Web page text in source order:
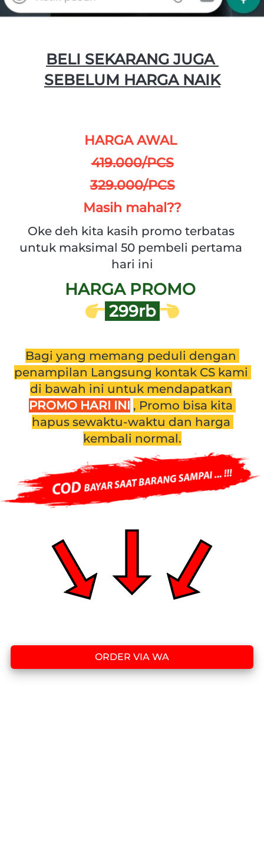
BELI SEKARANG JUGA
SEBELUM HARGA NAIK
HARGA AWAL
419.000/PCS
329.000/PCS
Masih mahal??
Oke deh kita kasih promo terbatas
untuk maksimal 50 pembeli pertama
hari ini
HARGA PROMO
299rb
Bagi yang memang peduli dengan
penampilan Langsung kontak CS kami
di bawah ini untuk mendapatkan
PROMO HARI INI , Promo bisa kita
hapus sewaktu-waktu dan harga
kembali normal.
`
ORDER VIA WA